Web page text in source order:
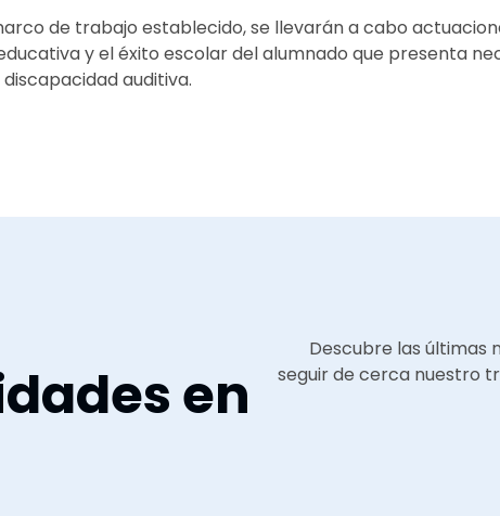
de trabajo establecido, se llevarán a cabo
y el éxito escolar del alumnado que presenta
auditiva.
en
Descubre las últimas
seguir de cerca nuestro